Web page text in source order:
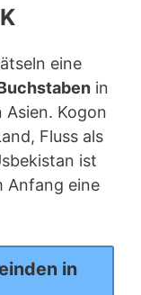
eine
in
Asien. Kogon
Fluss als
ist
Anfang eine
in